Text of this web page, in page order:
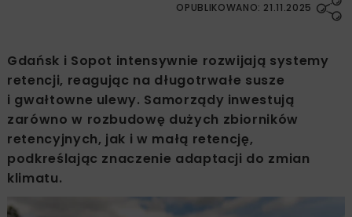
OPUBLIKOWANO: 21.11.2025
Gdańsk i Sopot intensywnie rozwijają systemy
retencji, reagując na długotrwałe susze
i gwałtowne ulewy. Samorządy inwestują
zarówno w rozbudowę dużych zbiorników
retencyjnych, jak i w małą retencję,
podkreślając znaczenie adaptacji do zmian
klimatu.